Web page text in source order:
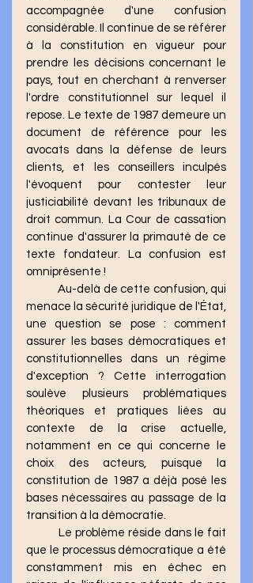
accompagnée d'une confusion
considérable. Il continue de se référer
à la constitution en vigueur pour
prendre les décisions concernant le
pays, tout en cherchant à renverser
l'ordre constitutionnel sur lequel il
repose. Le texte de 1987 demeure un
document de référence pour les
avocats dans la défense de leurs
clients, et les conseillers inculpés
l'évoquent pour contester leur
justiciabilité devant les tribunaux de
droit commun. La Cour de cassation
continue d'assurer la primauté de ce
texte fondateur. La confusion est
omniprésente !
	Au-delà de cette confusion, qui
menace la sécurité juridique de l'État,
une question se pose : comment
assurer les bases démocratiques et
constitutionnelles dans un régime
d'exception ? Cette interrogation
soulève plusieurs problématiques
théoriques et pratiques liées au
contexte de la crise actuelle,
notamment en ce qui concerne le
choix des acteurs, puisque la
constitution de 1987 a déjà posé les
bases nécessaires au passage de la
transition à la démocratie.
que le processus démocratique a été
constamment mis en échec en